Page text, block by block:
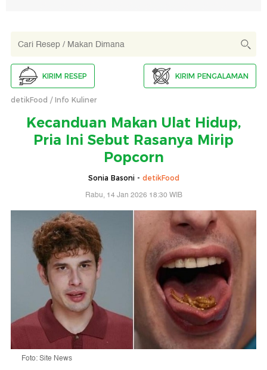
KIRIM RESEP KIRIM PENGALAMAN
detikFood Info Kuliner
Kecanduan Makan Ulat Hidup,
Pria Ini Sebut Rasanya Mirip
Popcorn
Sonia Basoni - detikFood
Rabu, 14 Jan 2026 18:30 WIB
Foto: Site News